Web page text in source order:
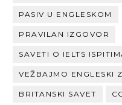
PASIV U ENGLESKOM
PRAVILAN IZGOVOR
SAVETI O IELTS
VEŽBAJMO ENGLESKI
BRITANSKI SAVET